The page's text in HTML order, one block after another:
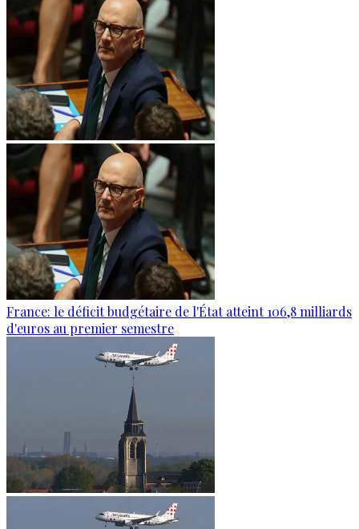
France: le déficit budgétaire de l'État atteint 106,8 milliards
d'euros au premier semestre